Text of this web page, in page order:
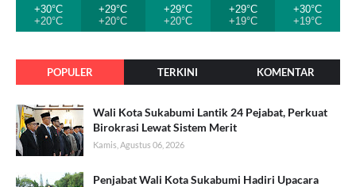
+30°C
+20°C
+29°C
+20°C
+29°C
+20°C
+29°C
+19°C
+30°C
+19°C
POPULER TERKINI KOMENTAR
Wali Kota Sukabumi Lantik 24 Pejabat, Perkuat
Birokrasi Lewat Sistem Merit
Kamis, Agustus 06, 2026
Penjabat Wali Kota Sukabumi Hadiri Upacara